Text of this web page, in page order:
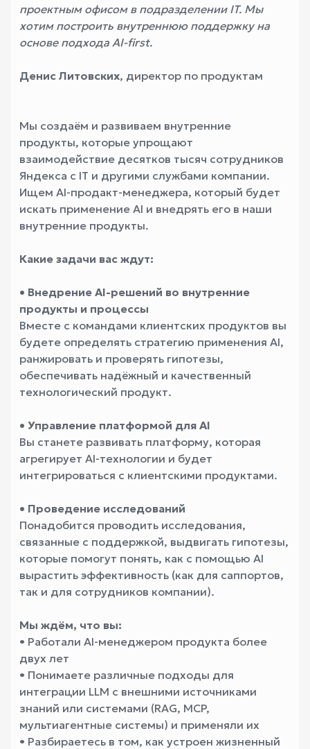
проектным офисом в подразделении IT. Мы
хотим построить внутреннюю поддержку на
основе подхода AI-first.
Денис Литовских, директор по продуктам
Мы создаём и развиваем внутренние
продукты, которые упрощают
взаимодействие десятков тысяч сотрудников
Яндекса с IT и другими службами компании.
Ищем AI-продакт-менеджера, который будет
искать применение AI и внедрять его в наши
внутренние продукты.
Какие задачи вас ждут:
• Внедрение AI-решений во внутренние
продукты и процессы
Вместе с командами клиентских продуктов вы
будете определять стратегию применения AI,
ранжировать и проверять гипотезы,
обеспечивать надёжный и качественный
технологический продукт.
• Управление платформой для AI
Вы станете развивать платформу, которая
агрегирует AI-технологии и будет
интегрироваться с клиентскими продуктами.
• Проведение исследований
Понадобится проводить исследования,
связанные с поддержкой, выдвигать гипотезы,
которые помогут понять, как с помощью AI
вырастить эффективность (как для саппортов,
так и для сотрудников компании).
Мы ждём, что вы:
• Работали AI-менеджером продукта более
двух лет
• Понимаете различные подходы для
интеграции LLM с внешними источниками
знаний или системами (RAG, MCP,
мультиагентные системы) и применяли их
• Разбираетесь в том, как устроен жизненный